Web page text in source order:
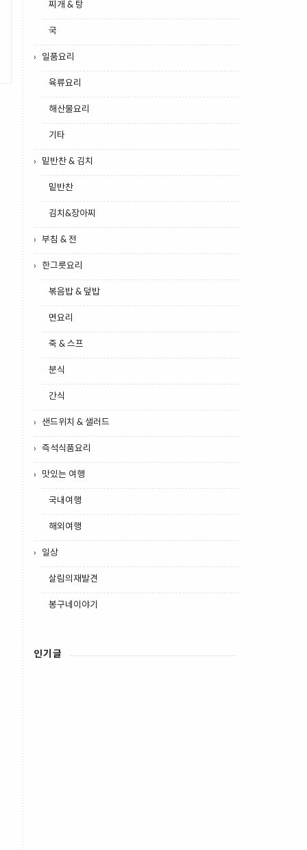
찌개 & 탕
국
일품요리
육류요리
해산물요리
기타
밑반찬 & 김치
밑반찬
김치&장아찌
부침 & 전
한그릇요리
볶음밥 & 덮밥
면요리
죽 & 스프
분식
간식
샌드위치 & 샐러드
즉석식품요리
맛있는 여행
국내여행
해외여행
일상
살림의재발견
봉구네이야기
인기글